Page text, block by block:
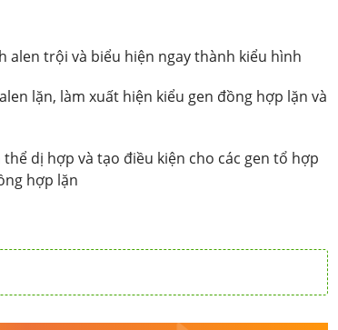
alen trội và biểu hiện ngay thành kiểu hình
lặn, làm xuất hiện kiểu gen đồng hợp lặn và
dị hợp và tạo điều kiện cho các gen tổ hợp
hợp lặn